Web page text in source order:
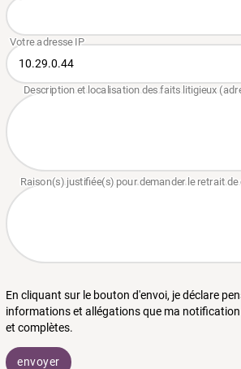
En cliquant sur le bouton d'envoi, je déclare
informations et allégations que ma
et complètes.
envoyer